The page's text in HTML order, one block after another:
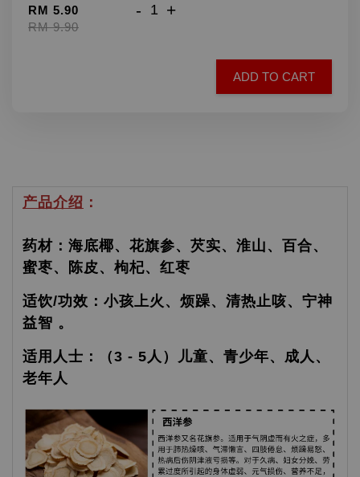
RM 5.90
RM 9.90
- +
ADD TO CART
产品介绍 ：
药材：海底椰、花旗参、芡实、淮山、百合、
蜜枣、陈皮、枸杞、红枣
适饮/功效：小孩上火、烦躁、清热止咳、宁神
益智 。
适用人士：（3 - 5人）儿童、青少年、成人、
老年人